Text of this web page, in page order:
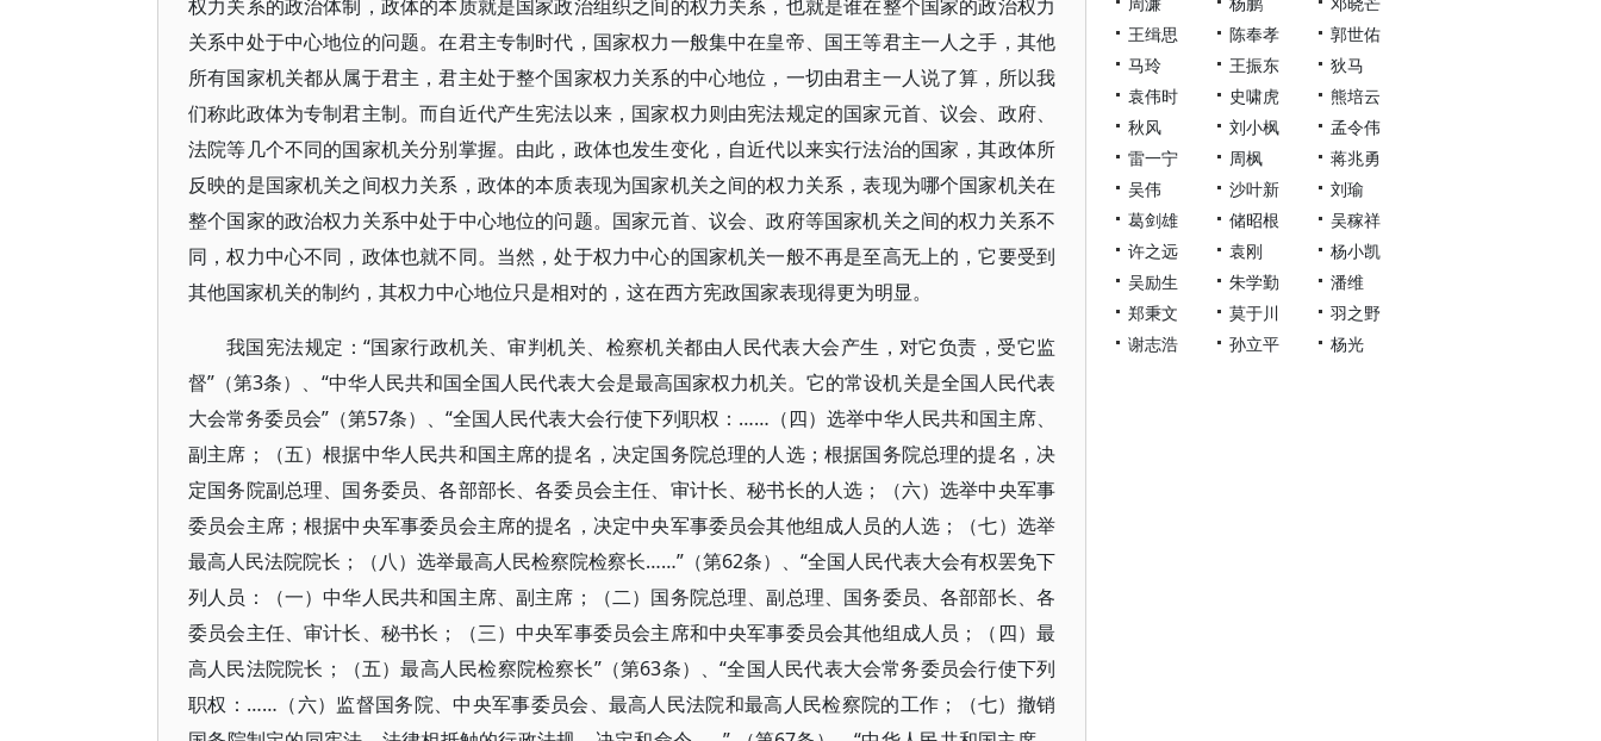
权力关系的政治体制，政体的本质就是国家政治组织之间的权力关系，也就是谁在整个国家的政治权力
关系中处于中心地位的问题。在君主专制时代，国家权力一般集中在皇帝、国王等君主一人之手，其他
所有国家机关都从属于君主，君主处于整个国家权力关系的中心地位，一切由君主一人说了算，所以我
们称此政体为专制君主制。而自近代产生宪法以来，国家权力则由宪法规定的国家元首、议会、政府、
法院等几个不同的国家机关分别掌握。由此，政体也发生变化，自近代以来实行法治的国家，其政体所
反映的是国家机关之间权力关系，政体的本质表现为国家机关之间的权力关系，表现为哪个国家机关在
整个国家的政治权力关系中处于中心地位的问题。国家元首、议会、政府等国家机关之间的权力关系不
同，权力中心不同，政体也就不同。当然，处于权力中心的国家机关一般不再是至高无上的，它要受到
其他国家机关的制约，其权力中心地位只是相对的，这在西方宪政国家表现得更为明显。
我国宪法规定：“国家行政机关、审判机关、检察机关都由人民代表大会产生，对它负责，受它监
督”（第3条）、“中华人民共和国全国人民代表大会是最高国家权力机关。它的常设机关是全国人民代表
大会常务委员会”（第57条）、“全国人民代表大会行使下列职权：……（四）选举中华人民共和国主席、
副主席；（五）根据中华人民共和国主席的提名，决定国务院总理的人选；根据国务院总理的提名，决
定国务院副总理、国务委员、各部部长、各委员会主任、审计长、秘书长的人选；（六）选举中央军事
委员会主席；根据中央军事委员会主席的提名，决定中央军事委员会其他组成人员的人选；（七）选举
最高人民法院院长；（八）选举最高人民检察院检察长……”（第62条）、“全国人民代表大会有权罢免下
列人员：（一）中华人民共和国主席、副主席；（二）国务院总理、副总理、国务委员、各部部长、各
委员会主任、审计长、秘书长；（三）中央军事委员会主席和中央军事委员会其他组成人员；（四）最
高人民法院院长；（五）最高人民检察院检察长”（第63条）、“全国人民代表大会常务委员会行使下列
职权：……（六）监督国务院、中央军事委员会、最高人民法院和最高人民检察院的工作；（七）撤销
王缉思
陈奉孝
郭世佑
马玲
王振东
狄马
袁伟时
史啸虎
熊培云
秋风
刘小枫
孟令伟
雷一宁
周枫
蒋兆勇
吴伟
沙叶新
刘瑜
葛剑雄
储昭根
吴稼祥
许之远
袁刚
杨小凯
吴励生
朱学勤
潘维
郑秉文
莫于川
羽之野
谢志浩
孙立平 杨光